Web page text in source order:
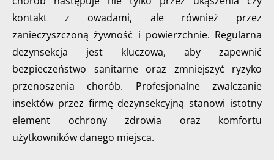
kontakt z owadami, ale również przez
zanieczyszczoną żywność i powierzchnie. Regularna
dezynsekcja jest kluczowa, aby zapewnić
bezpieczeństwo sanitarne oraz zmniejszyć ryzyko
przenoszenia chorób. Profesjonalne zwalczanie
insektów przez firmę dezynsekcyjną stanowi istotny
element ochrony zdrowia oraz komfortu
użytkowników danego miejsca.